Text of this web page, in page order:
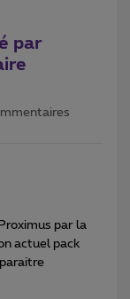
par
par la
actuel pack